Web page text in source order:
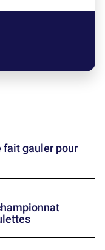
fait gauler pour